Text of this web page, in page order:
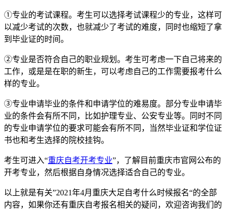
①专业的考试课程。考生可以选择考试课程少的专业，这样可
以减少考试的次数，也就减少了考试的难度，同时也缩短了拿
到毕业证的时间。
②专业是否符合自己的职业规划。考生可考虑一下自己将来的
工作，或是是在职的新生，可以考虑自己的工作需要报考什么
样的专业。
③专业申请毕业的条件和申请学位的难易度。部分专业申请毕
业的条件会有所不同，比如护理专业、公安专业等。同时不同
的专业申请学位的要求可能会有所不同，当然毕业证和学位证
书也和考生选择的院校挂钩。
考生可进入“重庆自考开考专业”，了解目前重庆市官网公布的
开考专业，然后根据自身情况选择适合自己的专业。
以上就是有关”2021年4月重庆大足自考什么时候报名“的全部
内容，如果你还有重庆自考报名相关的疑问，欢迎咨询我们的